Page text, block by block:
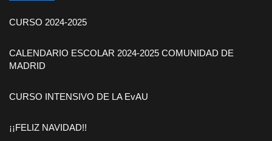
CURSO 2024-2025
CALENDARIO ESCOLAR 2024-2025 COMUNIDAD DE
MADRID
CURSO INTENSIVO DE LA EvAU
¡¡FELIZ NAVIDAD!!